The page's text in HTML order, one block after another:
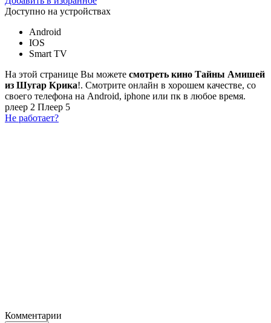
Доступно на устройствах
Android
IOS
Smart TV
На этой странице Вы можете смотреть кино Тайны Амишей
из Шугар Крика!. Смотрите онлайн в хорошем качестве, со
своего телефона на Android, iphone или пк в любое время.
рлеер 2 Плеер 5
Не работает?
Комментарии